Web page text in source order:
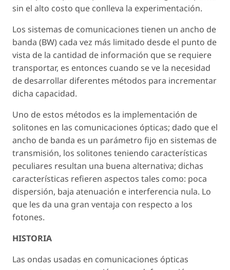
sin el alto costo que conlleva la experimentación.
Los sistemas de comunicaciones tienen un ancho de
banda (BW) cada vez más limitado desde el punto de
vista de la cantidad de información que se requiere
transportar, es entonces cuando se ve la necesidad
de desarrollar diferentes métodos para incrementar
dicha capacidad.
Uno de estos métodos es la implementación de
solitones en las comunicaciones ópticas; dado que el
ancho de banda es un parámetro fijo en sistemas de
transmisión, los solitones teniendo características
peculiares resultan una buena alternativa; dichas
características refieren aspectos tales como: poca
dispersión, baja atenuación e interferencia nula. Lo
que les da una gran ventaja con respecto a los
fotones.
HISTORIA
Las ondas usadas en comunicaciones ópticas